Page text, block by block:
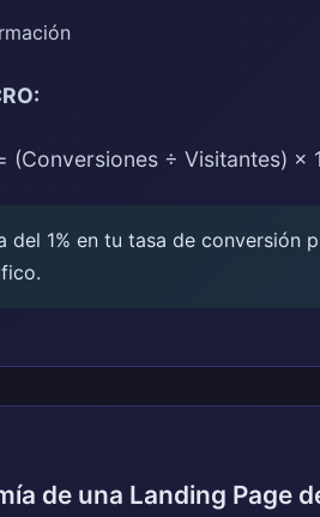
(Conversiones ÷ Visitantes) ×
del 1% en tu tasa de conversión
de una Landing Page